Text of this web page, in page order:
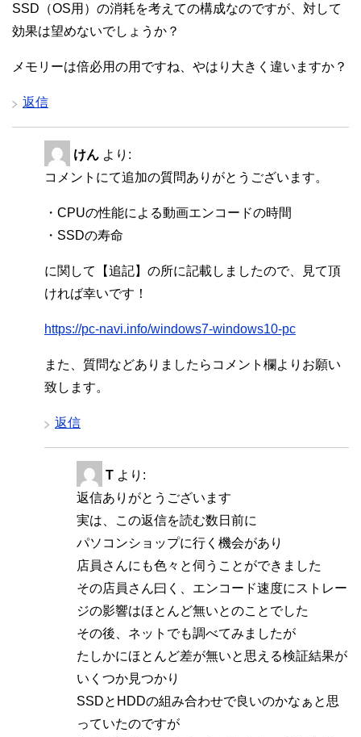
SSD（OS用）の消耗を考えての構成なのですが、対して
効果は望めないでしょうか？
メモリーは倍必用の用ですね、やはり大きく違いますか？
返信
けん より:
コメントにて追加の質問ありがとうございます。
・CPUの性能による動画エンコードの時間
・SSDの寿命
に関して【追記】の所に記載しましたので、見て頂
ければ幸いです！
https://pc-navi.info/windows7-windows10-pc
また、質問などありましたらコメント欄よりお願い
致します。
返信
T より:
返信ありがとうございます
実は、この返信を読む数日前に
パソコンショップに行く機会があり
店員さんにも色々と伺うことができました
その店員さん曰く、エンコード速度にストレー
ジの影響はほとんど無いとのことでした
その後、ネットでも調べてみましたが
たしかにほとんど差が無いと思える検証結果が
いくつか見つかり
SSDとHDDの組み合わせで良いのかなぁと思
っていたのですが